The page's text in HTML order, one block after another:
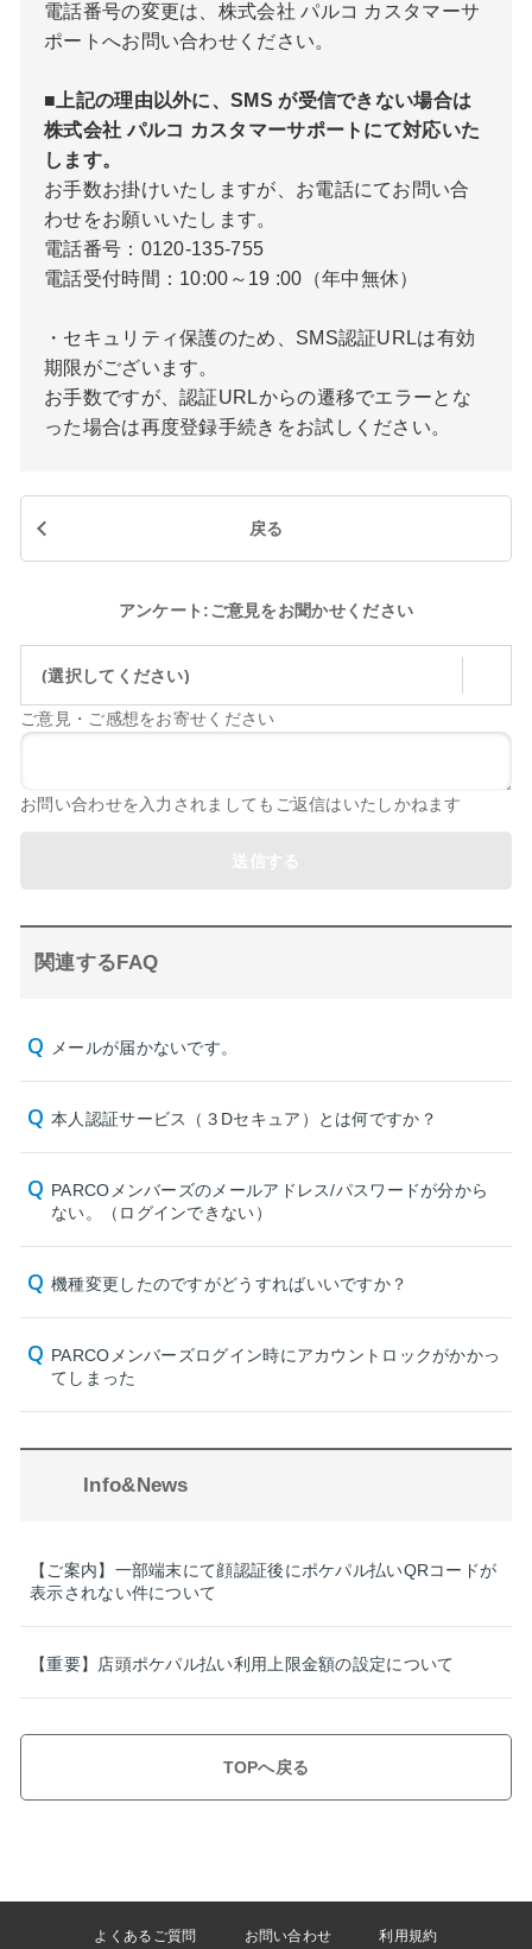
電話番号の変更は、 株式会社 パルコ カスタマーサ
ポートへお問い合わせください。
■上記の理由以外に、SMS が受信できない場合は
株式会社 パルコ カスタマーサポートにて対応いた
します。
お手数お掛けいたしますが、お電話にてお問い合
わせをお願いいたします。
電話番号：0120-135-755
電話受付時間：10:00～19 :00（年中無休）
・セキュリティ保護のため、SMS認証URLは有効
期限がございます。
お手数ですが、認証URLからの遷移でエラーとな
った場合は再度登録手続きをお試しください。
戻る
アンケート:ご意見をお聞かせください
(選択してください)
ご意見・ご感想をお寄せください
お問い合わせを入力されましてもご返信はいたしかねます
関連するFAQ
メールが届かないです。
本人認証サービス（３Dセキュア）とは何ですか？
PARCOメンバーズのメールアドレス/パスワードが分から
ない。（ログインできない）
機種変更したのですがどうすればいいですか？
PARCOメンバーズログイン時にアカウントロックがかかっ
てしまった
Info&News
【ご案内】一部端末にて顔認証後にポケパル払いQRコードが
表示されない件について
【重要】店頭ポケパル払い利用上限金額の設定について
TOPへ戻る
よくあるご質問 お問い合わせ 利用規約